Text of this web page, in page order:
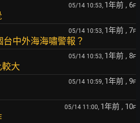
05/14 10:53, 1年前 , 6F
05/14 10:53, 1年前 , 7F
台中外海海嘯警報？
05/14 10:53, 1年前 , 8F
大
05/14 10:59, 1年前 , 9F
05/14 11:00, 1年前 , 10F